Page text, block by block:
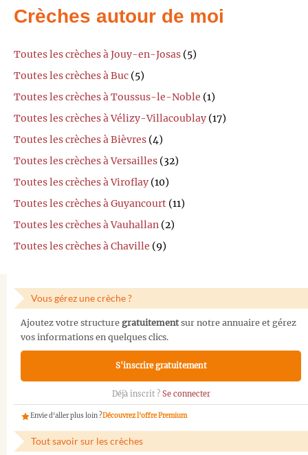
Crèches autour de moi
Toutes les crèches à Jouy-en-Josas (5)
Toutes les crèches à Buc (5)
Toutes les crèches à Toussus-le-Noble (1)
Toutes les crèches à Vélizy-Villacoublay (17)
Toutes les crèches à Bièvres (4)
Toutes les crèches à Versailles (32)
Toutes les crèches à Viroflay (10)
Toutes les crèches à Guyancourt (11)
Toutes les crèches à Vauhallan (2)
Toutes les crèches à Chaville (9)
Vous gérez une crèche ?
Ajoutez votre structure gratuitementsur notre annuaire et gérez
vos informations en quelques clics.
S'inscrire gratuitement
Déjà inscrit ? Se connecter
Envie d'aller plus loin ?Découvrez l'offre Premium
Tout savoir sur les crèches